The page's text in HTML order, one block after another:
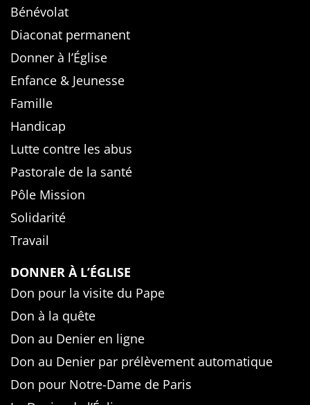
Bénévolat
Diaconat permanent
Donner à l’Église
Enfance & Jeunesse
Famille
Handicap
Lutte contre les abus
Pastorale de la santé
Pôle Mission
Solidarité
Travail
DONNER À L’ÉGLISE
Don pour la visite du Pape
Don à la quête
Don au Denier en ligne
Don au Denier par prélèvement automatique
Don pour Notre-Dame de Paris